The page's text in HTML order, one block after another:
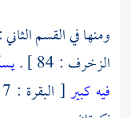
ومنها في القسم الثاني :
الزخرف : 84 ] .
فيه كبير